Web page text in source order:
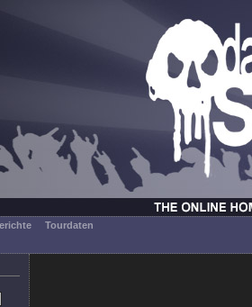
Tourdaten